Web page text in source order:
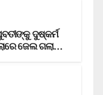
ଦୁଷ୍କର୍ମ
ଜେଲ ଗଲା